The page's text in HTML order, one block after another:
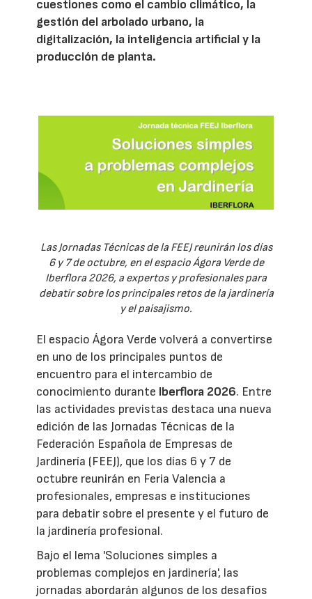
cuestiones como el cambio climático, la
gestión del arbolado urbano, la
digitalización, la inteligencia artificial y la
producción de planta.
Las Jornadas Técnicas de la FEEJ reunirán los días
6 y 7 de octubre, en el espacio Ágora Verde de
Iberflora 2026, a expertos y profesionales para
debatir sobre los principales retos de la jardinería
y el paisajismo.
El espacio Ágora Verde volverá a convertirse
en uno de los principales puntos de
encuentro para el intercambio de
conocimiento durante Iberflora 2026. Entre
las actividades previstas destaca una nueva
edición de las Jornadas Técnicas de la
Federación Española de Empresas de
Jardinería (FEEJ), que los días 6 y 7 de
octubre reunirán en Feria Valencia a
profesionales, empresas e instituciones
para debatir sobre el presente y el futuro de
la jardinería profesional.
Bajo el lema 'Soluciones simples a
problemas complejos en jardinería', las
jornadas abordarán algunos de los desafíos